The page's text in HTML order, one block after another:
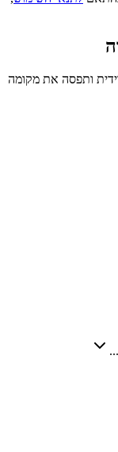
ותפסה את מקומה